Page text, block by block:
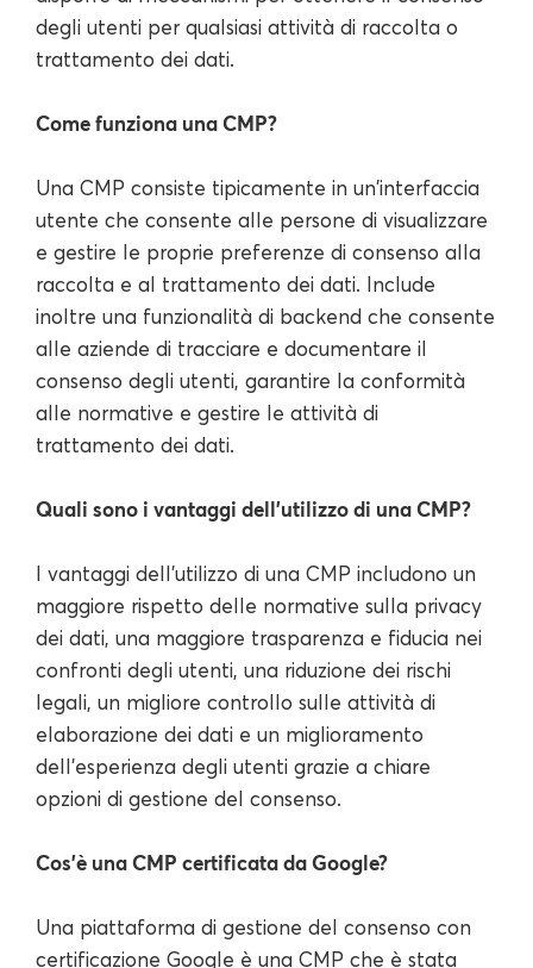
degli utenti per qualsiasi attività di raccolta o
trattamento dei dati.
Come funziona una CMP?
Una CMP consiste tipicamente in un'interfaccia
utente che consente alle persone di visualizzare
e gestire le proprie preferenze di consenso alla
raccolta e al trattamento dei dati. Include
inoltre una funzionalità di backend che consente
alle aziende di tracciare e documentare il
consenso degli utenti, garantire la conformità
alle normative e gestire le attività di
trattamento dei dati.
Quali sono i vantaggi dell'utilizzo di una CMP?
I vantaggi dell'utilizzo di una CMP includono un
maggiore rispetto delle normative sulla privacy
dei dati, una maggiore trasparenza e fiducia nei
confronti degli utenti, una riduzione dei rischi
legali, un migliore controllo sulle attività di
elaborazione dei dati e un miglioramento
dell'esperienza degli utenti grazie a chiare
opzioni di gestione del consenso.
Cos'è una CMP certificata da Google?
Una piattaforma di gestione del consenso con
certificazione Google è una CMP che è stata